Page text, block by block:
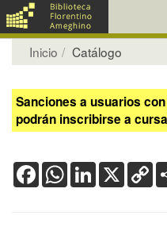
Inicio Catálogo
Sanciones a usuarios
podrán inscribirse a
FacebookWhatsApp
LinkedIn
X